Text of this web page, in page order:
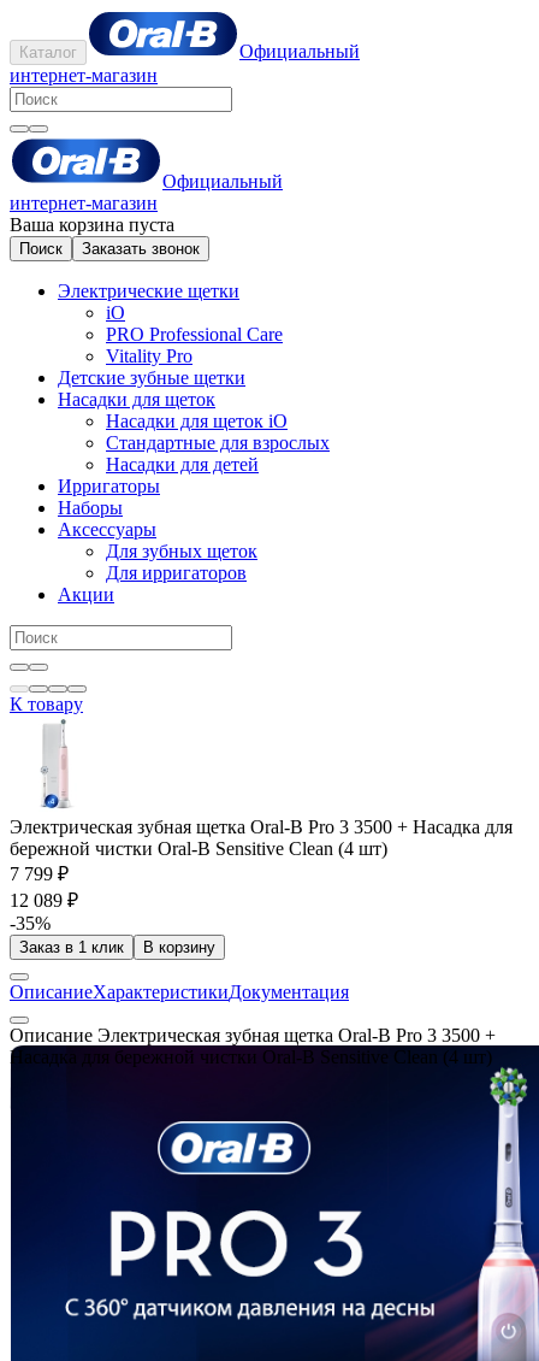
Каталог
Официальный
интернет-магазин
Официальный
интернет-магазин
Ваша корзина пуста
Поиск Заказать звонок
Электрические щетки
iO
PRO Professional Care
Vitality Pro
Детские зубные щетки
Насадки для щеток
Насадки для щеток iO
Стандартные для взрослых
Насадки для детей
Ирригаторы
Наборы
Аксессуары
Для зубных щеток
Для ирригаторов
Акции
К товару
Электрическая зубная щетка Oral-B Pro 3 3500 + Насадка для
бережной чистки Oral-B Sensitive Clean (4 шт)
7 799 ₽
12 089 ₽
-35%
Заказ в 1 клик В корзину
ОписаниеХарактеристикиДокументация
Описание Электрическая зубная щетка Oral-B Pro 3 3500 +
Насадка для бережной чистки Oral-B Sensitive Clean (4 шт)